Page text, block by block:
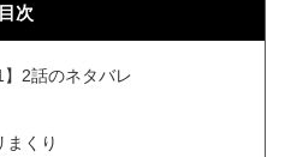
目次
】2話のネタバレ
まくり